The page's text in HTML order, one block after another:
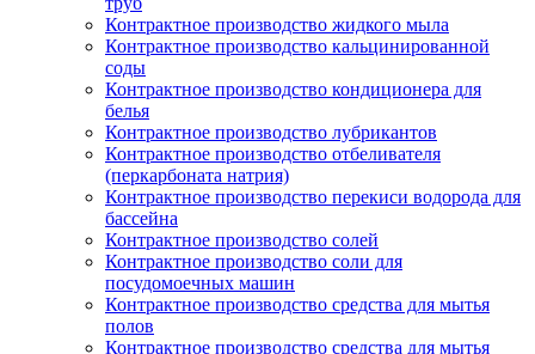
Контрактное производство жидкого мыла
Контрактное производство кальцинированной
соды
Контрактное производство кондиционера для
белья
Контрактное производство лубрикантов
Контрактное производство отбеливателя
(перкарбоната натрия)
Контрактное производство перекиси водорода для
бассейна
Контрактное производство солей
Контрактное производство соли для
посудомоечных машин
Контрактное производство средства для мытья
полов
Контрактное производство средства для мытья